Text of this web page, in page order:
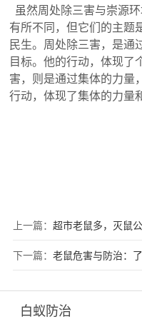
虽然周处除三害与崇源环
有所不同，但它们的主题
民生。周处除三害，是通
目标。他的行动，体现了
害，则是通过集体的力量
行动，体现了集体的力量
上一篇： 超市老鼠多，灭鼠
下一篇： 老鼠危害与防治：
白蚁防治